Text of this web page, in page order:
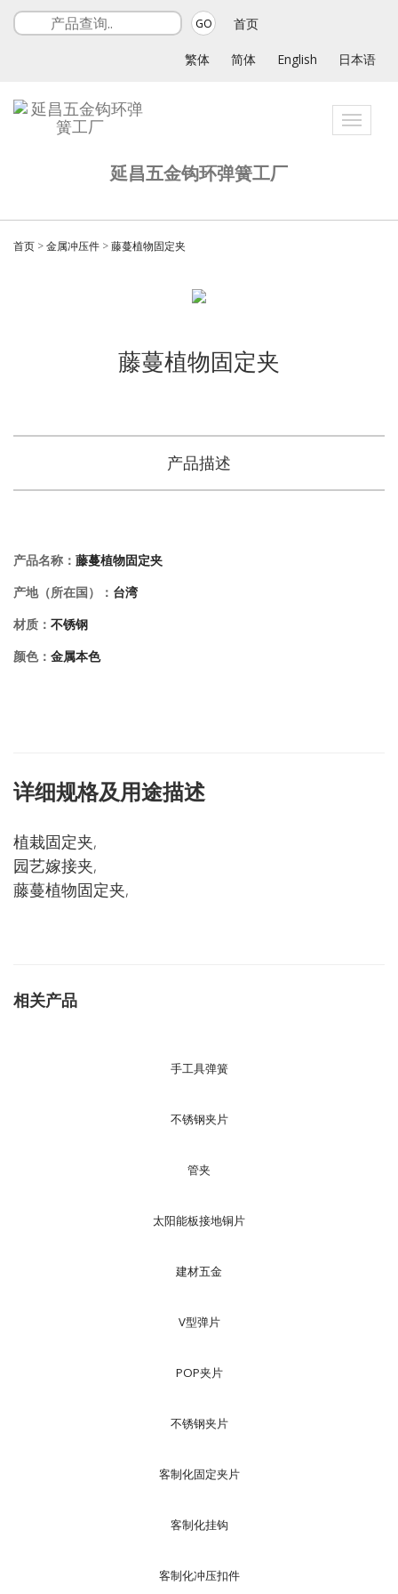
GO 首页
繁体 简体 English 日本语
Toggle
延昌五金钩环弹簧工厂
首页 >金属冲压件 >藤蔓植物固定夹
藤蔓植物固定夹
产品描述
产品名称： 藤蔓植物固定夹
产地（所在国）： 台湾
材质： 不锈钢
颜色： 金属本色
详细规格及用途描述
植栽固定夹,
园艺嫁接夹,
藤蔓植物固定夹,
相关产品
手工具弹簧
不锈钢夹片
管夹
太阳能板接地铜片
建材五金
V型弹片
POP夹片
不锈钢夹片
客制化固定夹片
客制化挂钩
客制化冲压扣件